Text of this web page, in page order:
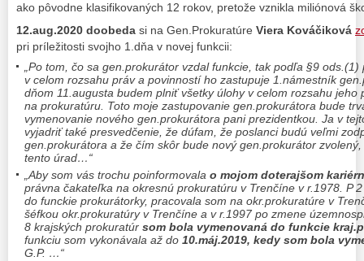
ako pôvodne klasifikovaných 12 rokov, pretože vznikla miliónová
12.aug.2020 doobeda si na Gen.Prokuratúre Viera Kováčiková
pri príležitosti svojho 1.dňa v novej funkcii:
„Po tom, čo sa gen.prokurátor vzdal funkcie, tak podľa §9
v celom rozsahu práv a povinností ho zastupuje 1.námestník
dňom 11.augusta budem plniť všetky úlohy v celom rozsahu
na prokuratúru. Toto moje zastupovanie gen.prokurátora bude
vymenovanie nového gen.prokurátora pani prezidentkou. Ja v
vyjadriť také presvedčenie, že dúfam, že poslanci budú veľmi
gen.prokurátora a že čím skôr bude nový gen.prokurátor
tento úrad…“
„Aby som vás trochu poinformovala o mojom doterajšom
právna čakateľka na okresnú prokuratúru v Trenčíne v r.1978. P
do funckie prokurátorky, pracovala som na okr.prokuratúre v
šéfkou okr.prokuratúry v Trenčíne a v r.1997 po zmene
8 krajských prokuratúr som bola vymenovaná do funkcie
funkciu som vykonávala až do 10.máj.2019, kedy som bola
G.P. …“